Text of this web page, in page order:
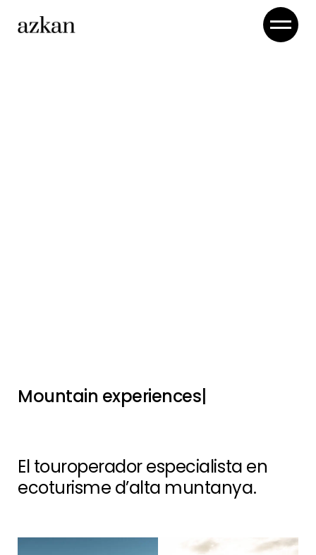
Mountain aca|
El touroperador especialista en
ecoturisme d’alta muntanya.